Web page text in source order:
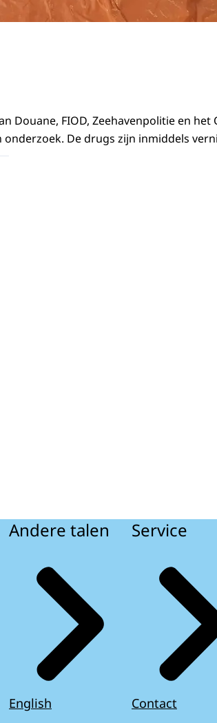
Douane, FIOD, Zeehavenpolitie en het
De drugs zijn inmiddels
Andere talen
English
Service
Contact